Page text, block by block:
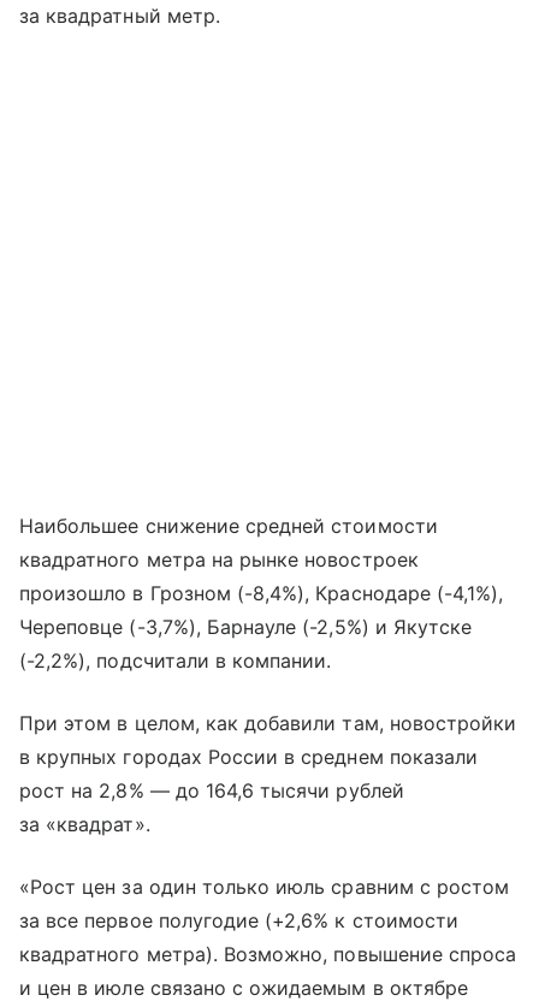
за квадратный метр.
Наибольшее снижение средней стоимости
квадратного метра на рынке новостроек
произошло в Грозном (-8,4%), Краснодаре (-4,1%),
Череповце (-3,7%), Барнауле (-2,5%) и Якутске
(-2,2%), подсчитали в компании.
При этом в целом, как добавили там, новостройки
в крупных городах России в среднем показали
рост на 2,8% — до 164,6 тысячи рублей
за «квадрат».
«Рост цен за один только июль сравним с ростом
за все первое полугодие (+2,6% к стоимости
квадратного метра). Возможно, повышение спроса
и цен в июле связано с ожидаемым в октябре